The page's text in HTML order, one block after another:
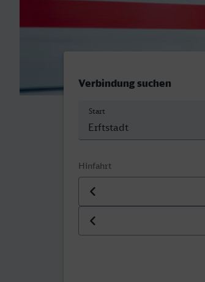
Verbindung suchen
Start
Hinfahrt
Datum der Hinfahrt
Uhrzeit der Hinfahrt